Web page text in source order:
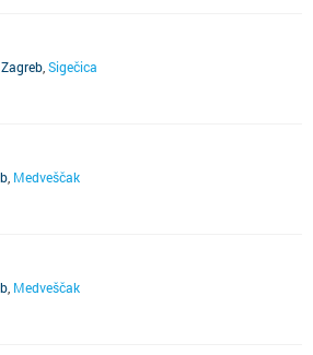
Sigečica
Medveščak
Medveščak